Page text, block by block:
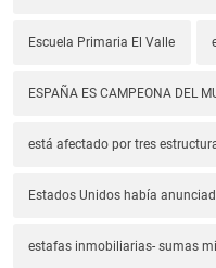
Escuela Primaria El Valle
ESPAÑA ES CAMPEONA DEL
está afectado por tres
Estados Unidos había
estafas inmobiliarias- sumas